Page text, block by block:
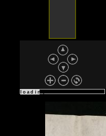
loading : 22%